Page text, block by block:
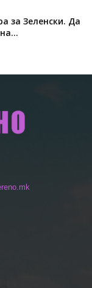
за Зеленски. Да